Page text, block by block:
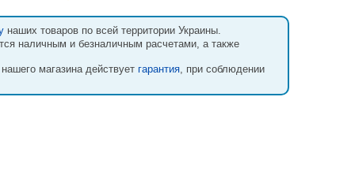
наших товаров по всей территории Украины.
наличным и безналичным расчетами, а также
магазина действует гарантия, при соблюдении